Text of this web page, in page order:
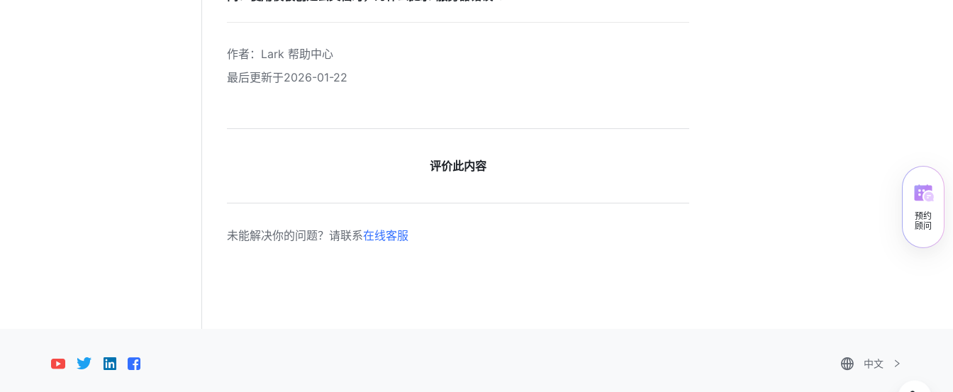
作者 ： Lark 帮助中心
最后更新于2026-01-22
评价此内容
未能解决你的问题？请联系在线客服
中文
预约
顾问